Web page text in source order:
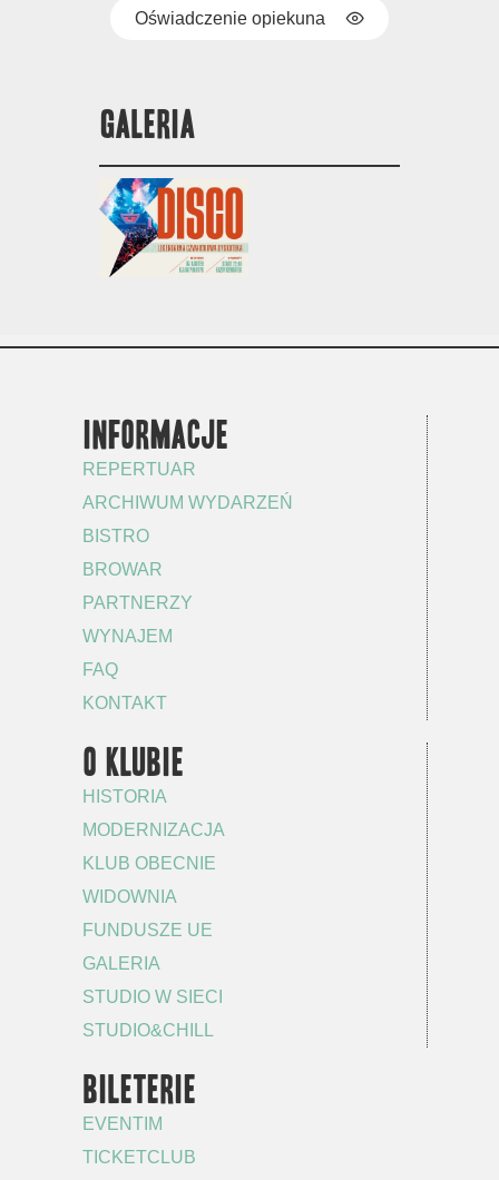
Oświadczenie opiekuna
GALERIA
INFORMACJE
REPERTUAR
ARCHIWUM WYDARZEŃ
BISTRO
BROWAR
PARTNERZY
WYNAJEM
FAQ
KONTAKT
O KLUBIE
HISTORIA
MODERNIZACJA
KLUB OBECNIE
WIDOWNIA
FUNDUSZE UE
GALERIA
STUDIO W SIECI
STUDIO&CHILL
BILETERIE
EVENTIM
TICKETCLUB